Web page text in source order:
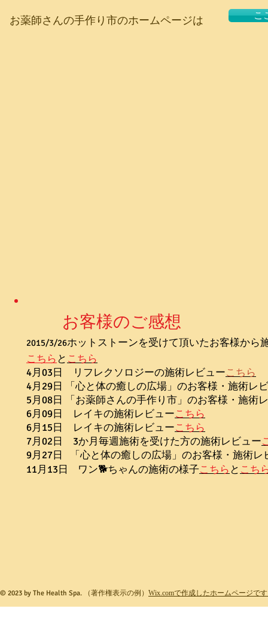
お薬師さんの手作り市のホームページは こ
お客様のご感想
2015/3/26ホットストーンを受けて頂いたお客様から
こちら と こちら
4月03日 リフレクソロジーの施術レビューこちら
4月29日 「心と体の癒しの広場」のお客様・施術レ
5月08日 「お薬師さんの手作り市」のお客様・施術
6月09日 レイキの施術レビューこちら
6月15日 レイキの施術レビューこちら
7月02日 3か月毎週施術を受けた方の施術レビュー
9月27日 「心と体の癒しの広場」のお客様・施術レ
11月13日 ワン🐕ちゃんの施術の様子こちら と こち
© 2023 by The Health Spa. （著作権表示の例） Wix.comで作成したホームページで